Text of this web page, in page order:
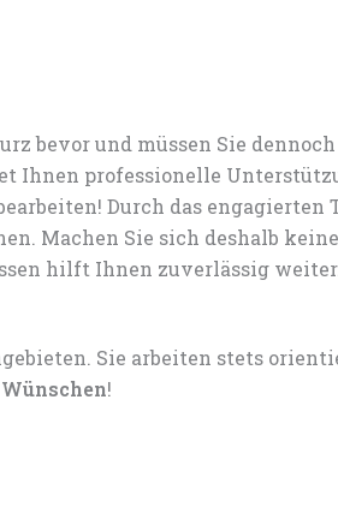
bevor und müssen Sie
Ihnen professionelle
Durch das
Machen Sie sich deshalb
hilft Ihnen zuverlässig weiter.
Sie arbeiten stets
!